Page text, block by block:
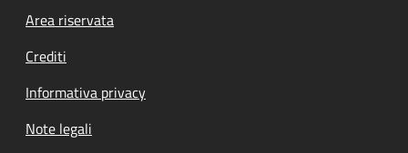
Footer menu
Area riservata
Crediti
Informativa privacy
Note legali